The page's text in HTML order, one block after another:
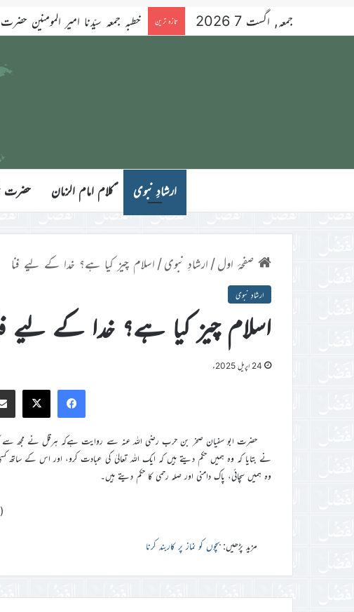
جمعہ, اگست 7 2026 تازہ ترین خطبہ جمعہ سیّدنا امیر المومنین حضرت خلیفۃ
ارشادِ نبوی ؑکلام امام الزمان حضرت
صفحۂ اول/ ارشادِ نبوی/ اسلام چیز کیا ہے؟ خدا کے لیے فنا
ارشادِ نبوی
اسلام چیز کیا ہے؟ خدا کے لیے
24 اپریل 2025ء
X
حضرت ابو سفیان صخر بن حرب رضی اللہ عنہ سے روایت ہےکہ ہرقل نے مجھ سے کہا:
نے بتایا کہ وہ ہمیں حکم دیتے ہیں کہ ایک اللہ تعاليٰ کی عبادت کرو، اور اس کے ساتھ
وہ ہمیں سچائی، پاک دامنی اور صلہ رحمی کا حکم دیتے ہیں۔
مزید پڑھیں:بچوں کو نماز پر کاربند کرنا